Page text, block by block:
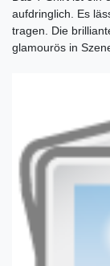
aufdringlich. Es
tragen. Die
glamourös in